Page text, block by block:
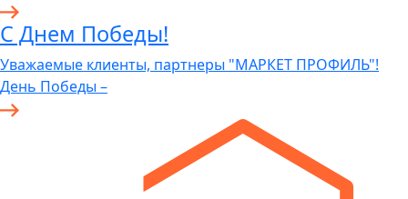
С Днем Победы!
Уважаемые клиенты, партнеры "МАРКЕТ ПРОФИЛЬ"!
День Победы –